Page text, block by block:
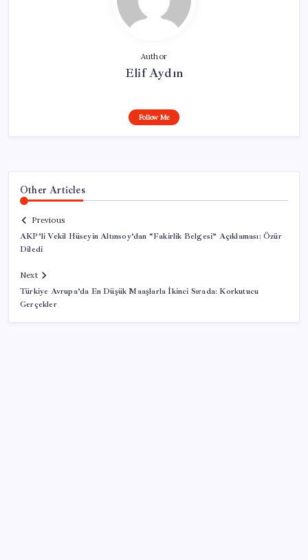
Author
Elif Aydın
Follow Me
Other Articles
Previous
AKP’li Vekil Hüseyin Altınsoy’dan “Fakirlik Belgesi” Açıklaması: Özür
Diledi
Next
Türkiye Avrupa’da En Düşük Maaşlarla İkinci Sırada: Korkutucu
Gerçekler